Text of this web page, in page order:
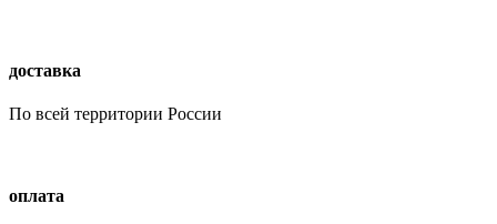
доставка
По всей территории России
оплата